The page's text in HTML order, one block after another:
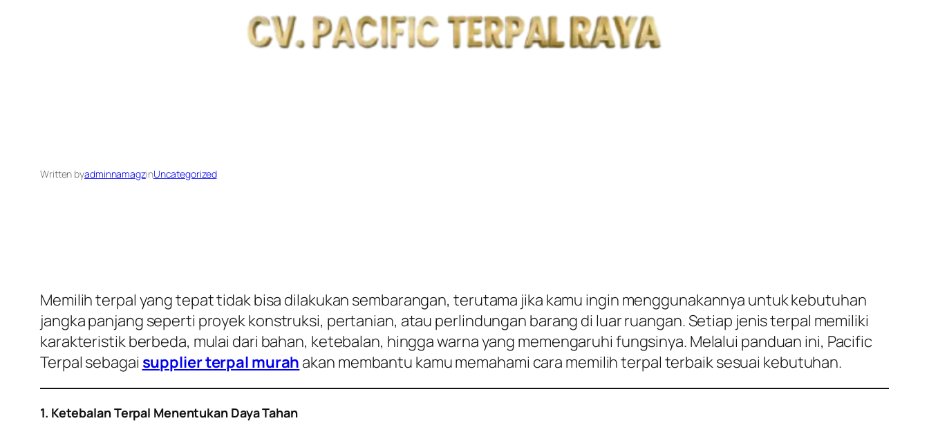
Written byadminnamagzinUncategorized
Memilih terpal yang tepat tidak bisa dilakukan sembarangan, terutama jika kamu ingin menggunakannya untuk kebutuhan
jangka panjang seperti proyek konstruksi, pertanian, atau perlindungan barang di luar ruangan. Setiap jenis terpal memiliki
karakteristik berbeda, mulai dari bahan, ketebalan, hingga warna yang memengaruhi fungsinya. Melalui panduan ini, Pacific
Terpal sebagai supplier terpal murah akan membantu kamu memahami cara memilih terpal terbaik sesuai kebutuhan.
1. Ketebalan Terpal Menentukan Daya Tahan